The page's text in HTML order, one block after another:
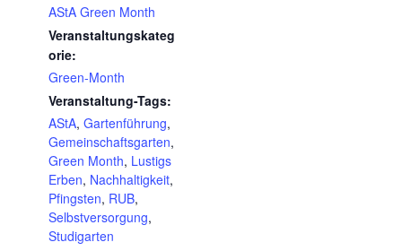
AStA Green Month
Veranstaltungskateg
orie:
Green-Month
Veranstaltung-Tags:
AStA, Gartenführung,
Gemeinschaftsgarten,
Green Month, Lustigs
Erben, Nachhaltigkeit,
Pfingsten, RUB,
Selbstversorgung,
Studigarten